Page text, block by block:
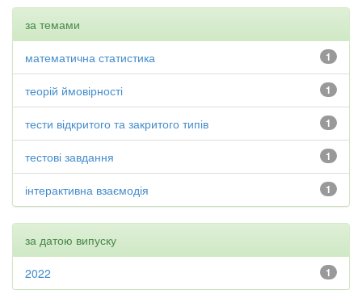
за темами
1
математична статистика
1
теорій ймовірності
1
тести відкритого та закритого типів
1
тестові завдання
1
інтерактивна взаємодія
за датою випуску
1
2022